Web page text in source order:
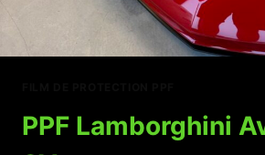
PPF Lamborghini